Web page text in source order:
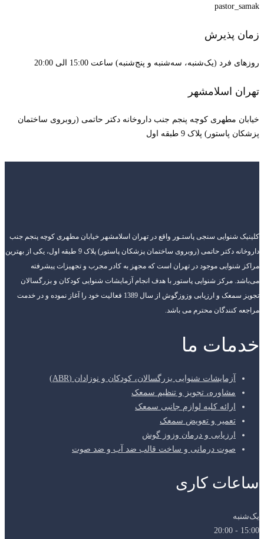
pastor_samak
زمان پذیرش
روزهای فرد (یک‌شنبه، سه‌شنبه و پنج‌شنبه) ساعت 15:00 الی 20:00
تهران اسلامشهر
خیابان مطهری کوچه پنجم جنب داروخانه دکتر حاتمی (روبروی ساختمان
پزشکان پاستور) پلاک 9 طبقه اول
کلینیک شنوایی سنجی پاستـور واقع در تهران اسلامشهر خیابان مطهری کوچه پنجم جنب
داروخانه دکتر حاتمی (روبروی ساختمان پزشکان پاستور) پلاک 9 طبقه اول، یکی از بهترین
مراکز شنوایی موجود در تهران است که مجهز به کادر مجرب و تجهیزات پیشرفته
می‌باشد. مرکز شنوایی پاستور با هدف انجام آزمایشات شنوایی کودکان و بزرگسالان
تجویز سمعک و ارزیابی وزوزگوش از سال 1389 فعالیت خود را آغاز نموده و در خدمت
مراجعه کنندگان محترم می باشد.
خدمات ما
آزمایشات شنوایی بزرگسالان، کودکان و نوزادان (ABR)
مشاوره، تجویز و تنظیم سمعک
ارائه کلیه لوازم جانبی سمعک
تعمیر و تعویض سمعک
ارزیابی و درمان وزوز گوش
صوت درمانی و ساخت قالب ضد آب و ضد صوت
ساعات کاری
یک‌شنبه
15:00 - 20:00